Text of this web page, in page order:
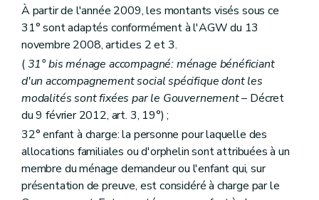
À partir de l'année 2009, les montants visés sous ce
31° sont adaptés conformément à l'AGW du 13
novembre 2008, articles 2 et 3.
(31°bisménage accompagné: ménage bénéficiant
d'un accompagnement social spécifique dont les
modalités sont fixées par le Gouvernement– Décret
du 9 février 2012, art. 3, 19°) ;
32° enfant à charge: la personne pour laquelle des
allocations familiales ou d'orphelin sont attribuées à un
membre du ménage demandeur ou l'enfant qui, sur
présentation de preuve, est considéré à charge par le